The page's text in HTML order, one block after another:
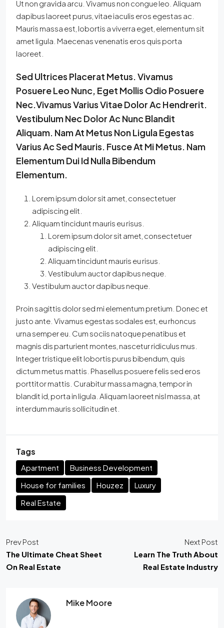
Ut non gravida arcu. Vivamus non congue leo. Aliquam
dapibus laoreet purus, vitae iaculis eros egestas ac.
Mauris massa est, lobortis a viverra eget, elementum sit
amet ligula. Maecenas venenatis eros quis porta
laoreet.
Sed Ultrices Placerat Metus. Vivamus
Posuere Leo Nunc, Eget Mollis Odio Posuere
Nec.Vivamus Varius Vitae Dolor Ac Hendrerit.
Vestibulum Nec Dolor Ac Nunc Blandit
Aliquam. Nam At Metus Non Ligula Egestas
Varius Ac Sed Mauris. Fusce At Mi Metus. Nam
Elementum Dui Id Nulla Bibendum
Elementum.
Lorem ipsum dolor sit amet, consectetuer
adipiscing elit.
Aliquam tincidunt mauris eu risus.
Lorem ipsum dolor sit amet, consectetuer
adipiscing elit.
Aliquam tincidunt mauris eu risus.
Vestibulum auctor dapibus neque.
Vestibulum auctor dapibus neque.
Proin sagittis dolor sed mi elementum pretium. Donec et
justo ante. Vivamus egestas sodales est, eu rhoncus
urna semper eu. Cum sociis natoque penatibus et
magnis dis parturient montes, nascetur ridiculus mus.
Integer tristique elit lobortis purus bibendum, quis
dictum metus mattis. Phasellus posuere felis sed eros
porttitor mattis. Curabitur massa magna, tempor in
blandit id, porta in ligula. Aliquam laoreet nisl massa, at
interdum mauris sollicitudin et.
Tags
Apartment
Business Development
House for families
Houzez
Luxury
Real Estate
Prev Post
The Ultimate Cheat Sheet
On Real Estate
Next Post
Learn The Truth About
Real Estate Industry
Mike Moore